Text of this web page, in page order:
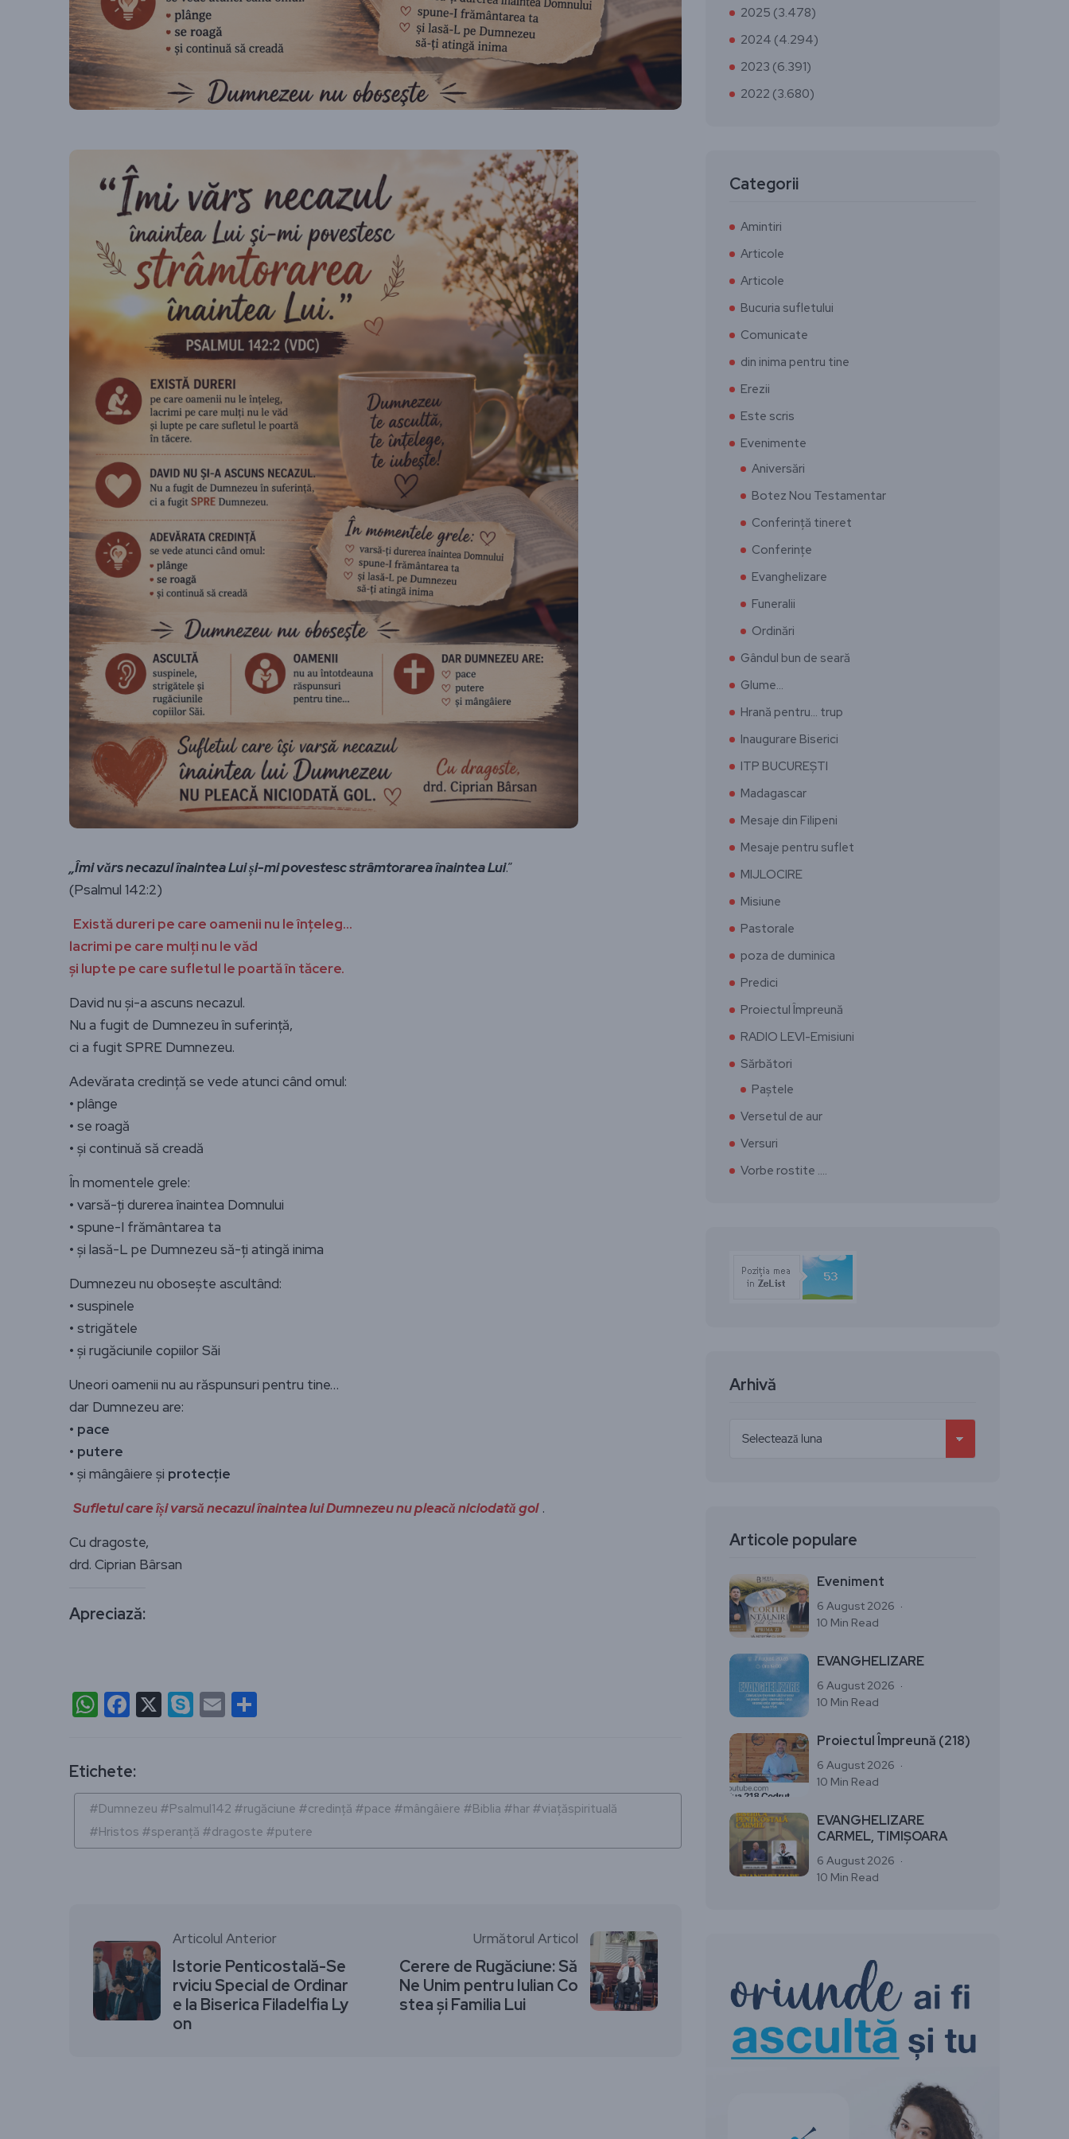
„Îmi vărs necazul înaintea Lui și-mi povestesc strâmtorarea înaintea Lui.”
(Psalmul 142:2)
Există dureri pe care oamenii nu le înțeleg…
lacrimi pe care mulți nu le văd
și lupte pe care sufletul le poartă în tăcere.
David nu și-a ascuns necazul.
Nu a fugit de Dumnezeu în suferință,
ci a fugit SPRE Dumnezeu.
Adevărata credință se vede atunci când omul:
• plânge
• se roagă
• și continuă să creadă
În momentele grele:
• varsă-ți durerea înaintea Domnului
• spune-I frământarea ta
• și lasă-L pe Dumnezeu să-ți atingă inima
Dumnezeu nu obosește ascultând:
• suspinele
• strigătele
• și rugăciunile copiilor Săi
Uneori oamenii nu au răspunsuri pentru tine…
dar Dumnezeu are:
• pace
• putere
• și mângâiere și protecție
Sufletul care își varsă necazul înaintea lui Dumnezeu nu pleacă niciodată gol .
Cu dragoste,
drd. Ciprian Bârsan
Apreciază:
WhatsApp
Facebook
X Skype
Email
Etichete:
#Dumnezeu #Psalmul142 #rugăciune #credință #pace #mângâiere #Biblia #har #viațăspirituală
#Hristos #speranță #dragoste #putere
Articolul Anterior
Istorie Penticostală-Se
rviciu Special de Ordinar
e la Biserica Filadelfia Ly
on
Următorul Articol
Cerere de Rugăciune: Să
Ne Unim pentru Iulian Co
stea și Familia Lui
2025 (3.478)
2024 (4.294)
2023 (6.391)
2022 (3.680)
Categorii
Amintiri
Articole
Articole
Bucuria sufletului
Comunicate
din inima pentru tine
Erezii
Este scris
Evenimente
Aniversări
Botez Nou Testamentar
Conferință tineret
Conferințe
Evanghelizare
Funeralii
Ordinări
Gândul bun de seară
Glume…
Hrană pentru… trup
Inaugurare Biserici
ITP BUCUREȘTI
Madagascar
Mesaje din Filipeni
Mesaje pentru suflet
MIJLOCIRE
Misiune
Pastorale
poza de duminica
Predici
Proiectul Împreună
RADIO LEVI-Emisiuni
Sărbători
Paștele
Versetul de aur
Versuri
Vorbe rostite ….
Arhivă
Articole populare
Eveniment
6 August 2026
10 Min Read
EVANGHELIZARE
6 August 2026
10 Min Read
Proiectul Împreună (218)
6 August 2026
10 Min Read
EVANGHELIZARE
CARMEL, TIMIȘOARA
6 August 2026
10 Min Read